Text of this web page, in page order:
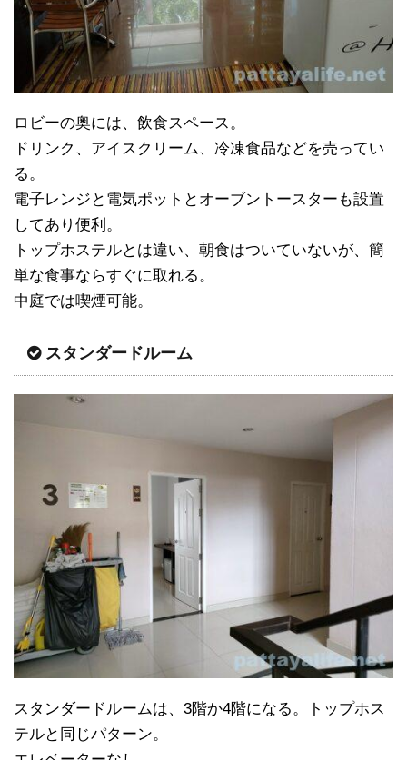
ロビーの奥には、飲食スペース。
ドリンク、アイスクリーム、冷凍食品などを売ってい
る。
電子レンジと電気ポットとオーブントースターも設置
してあり便利。
トップホステルとは違い、朝食はついていないが、簡
単な食事ならすぐに取れる。
中庭では喫煙可能。
スタンダードルーム
スタンダードルームは、3階か4階になる。トップホス
テルと同じパターン。